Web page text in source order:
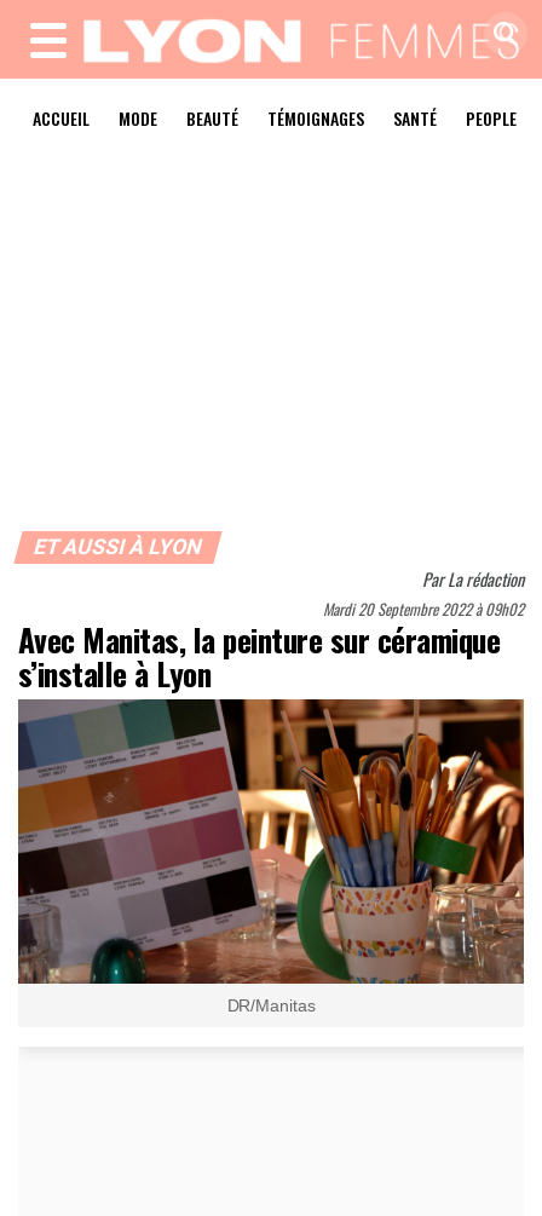
MENU
ACCUEIL MODE BEAUTÉ TÉMOIGNAGES SANTÉ PEOPLE
ET AUSSI À LYON
ParLa rédaction
Mardi 20 Septembre 2022 à 09h02
Avec Manitas, la peinture sur céramique
s’installe à Lyon
DR/Manitas